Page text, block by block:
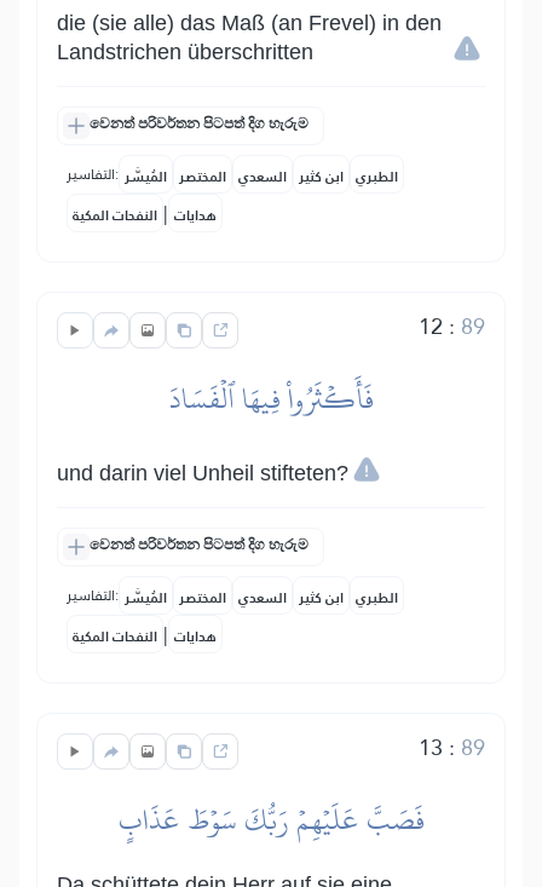
die (sie alle) das Maß (an Frevel) in den
Landstrichen überschritten
වෙනත් පරිවර්තන පිටපත් දිග හැරුම
التفاسير: المُيسَّر المختصر السعدي ابن كثير الطبري
النفحات المكية | هدايات
12 : 89
فَأَكۡثَرُواْ فِيهَا ٱلۡفَسَادَ
und darin viel Unheil stifteten?
වෙනත් පරිවර්තන පිටපත් දිග හැරුම
التفاسير: المُيسَّر المختصر السعدي ابن كثير الطبري
النفحات المكية | هدايات
13 : 89
فَصَبَّ عَلَيۡهِمۡ رَبُّكَ سَوۡطَ عَذَابٍ